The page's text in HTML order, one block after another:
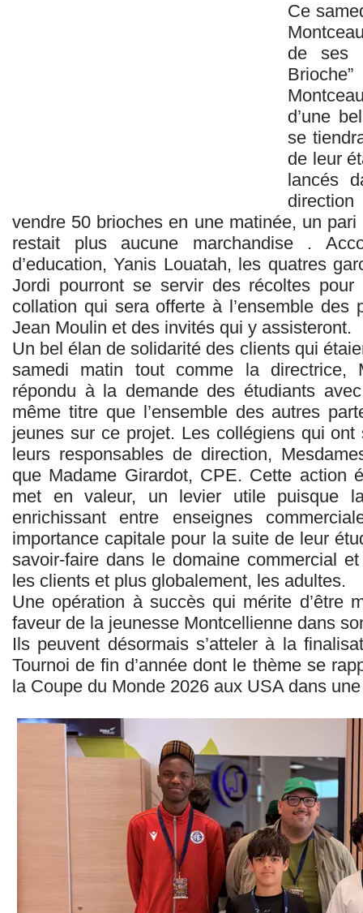
Ce
de ses
d’une
se
de leur
lancés
vendre 50 brioches en une matinée, un
restait plus aucune marchandise .
d’education, Yanis Louatah, les quatres
Jordi pourront se servir des récoltes pour
collation qui sera offerte à l’ensemble des
Jean Moulin et des invités qui y assisteront.
Un bel élan de solidarité des clients qui
samedi matin tout comme la directrice,
répondu à la demande des étudiants
même titre que l’ensemble des autres
jeunes sur ce projet. Les collégiens qui
leurs responsables de direction,
que Madame Girardot, CPE. Cette action
met en valeur, un levier utile puisque
enrichissant entre enseignes
importance capitale pour la suite de leur
savoir-faire dans le domaine commercial
les clients et plus globalement, les adultes.
Une opération à succès qui mérite d’être
faveur de la jeunesse Montcellienne dans
Ils peuvent désormais s’atteler à la
Tournoi de fin d’année dont le thème se
la Coupe du Monde 2026 aux USA dans